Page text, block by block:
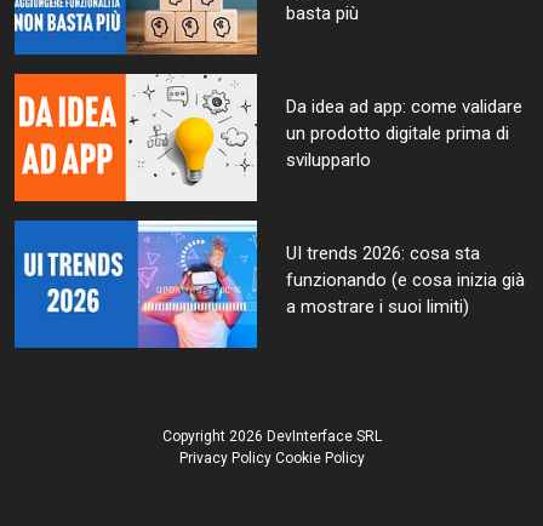
basta più
Da idea ad app: come validare
un prodotto digitale prima di
svilupparlo
UI trends 2026: cosa sta
funzionando (e cosa inizia già
a mostrare i suoi limiti)
Copyright 2026 DevInterface SRL
Privacy Policy Cookie Policy